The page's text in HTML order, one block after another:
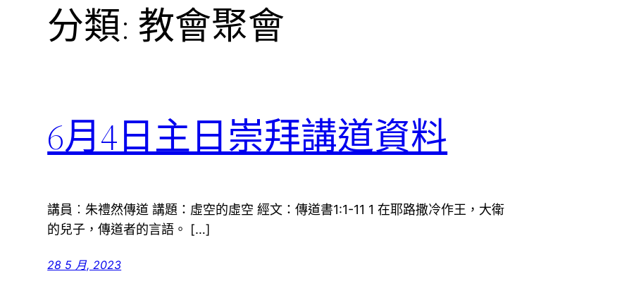
分類: 教會聚會
6月4日主日崇拜講道資料
講員︰朱禮然傳道 講題：虛空的虛空 經文：傳道書1:1-11 1 在耶路撒冷作王，大衛
的兒子，傳道者的言語。 […]
28 5 月, 2023